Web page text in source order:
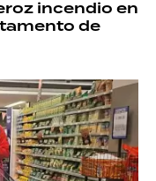
incendio en
de